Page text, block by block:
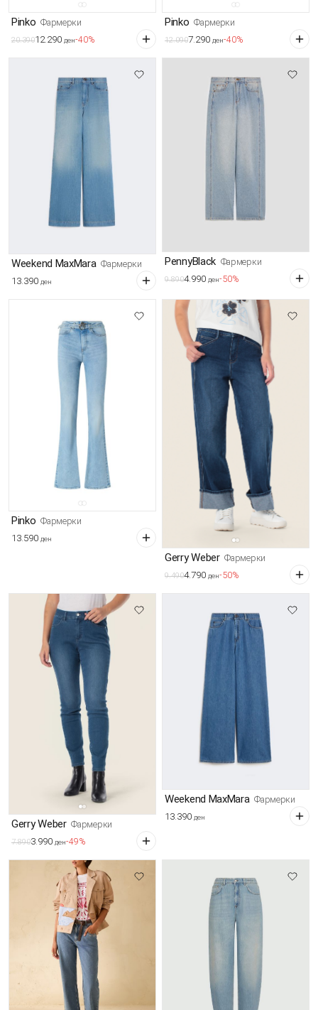
Pinko Фармерки
20.39012.290 ден-40%
Pinko Фармерки
12.0907.290 ден-40%
Weekend MaxMara Фармерки
13.390 ден
PennyBlack Фармерки
9.8904.990 ден-50%
Pinko Фармерки
13.590 ден
Gerry Weber Фармерки
9.4904.790 ден-50%
Gerry Weber Фармерки
7.8903.990 ден-49%
Weekend MaxMara Фармерки
13.390 ден